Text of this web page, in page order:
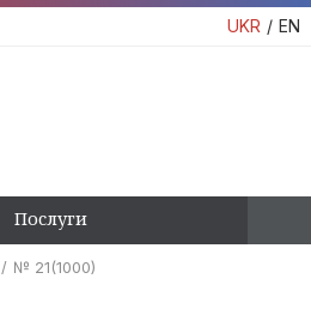
UKR EN
Послуги
№ 21(1000)